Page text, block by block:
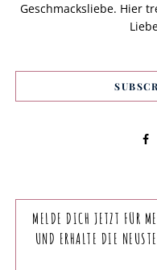
Geschmacksliebe. Hier
MELDE DICH JETZT FÜR
UND ERHALTE DIE